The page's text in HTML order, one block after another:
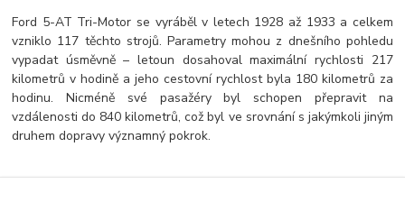
Ford 5-AT Tri-Motor se vyráběl v letech 1928 až 1933 a celkem
vzniklo 117 těchto strojů. Parametry mohou z dnešního pohledu
vypadat úsměvně – letoun dosahoval maximální rychlosti 217
kilometrů v hodině a jeho cestovní rychlost byla 180 kilometrů za
hodinu. Nicméně své pasažéry byl schopen přepravit na
vzdálenosti do 840 kilometrů, což byl ve srovnání s jakýmkoli jiným
druhem dopravy významný pokrok.